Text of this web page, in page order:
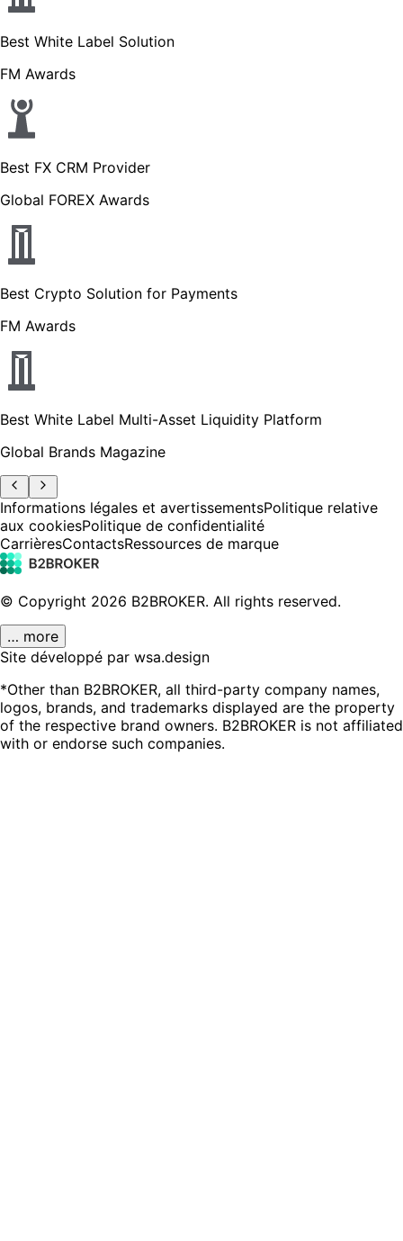
Best White Label Solution
FM Awards
Best FX CRM Provider
Global FOREX Awards
Best Crypto Solution for Payments
FM Awards
Best White Label Multi-Asset Liquidity Platform
Global Brands Magazine
Informations légales et avertissementsPolitique relative
aux cookiesPolitique de confidentialité
CarrièresContactsRessources de marque
© Copyright 2026 B2BROKER. All rights reserved.
… more
Site développé par wsa.design
*Other than B2BROKER, all third-party company names,
logos, brands, and trademarks displayed are the property
of the respective brand owners. B2BROKER is not affiliated
with or endorse such companies.